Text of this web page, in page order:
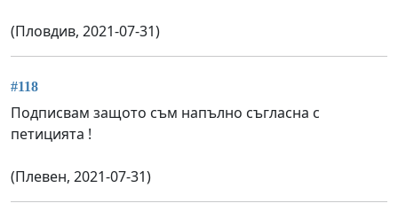
(Пловдив, 2021-07-31)
#118
Подписвам защото съм напълно съгласна с
петицията !
(Плевен, 2021-07-31)